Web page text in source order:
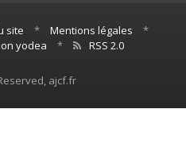
site * Mentions légales
*
yodea
* RSS 2.0
ajcf.fr